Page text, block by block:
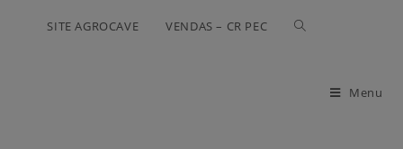
SITE AGROCAVE VENDAS – CR PEC
Menu